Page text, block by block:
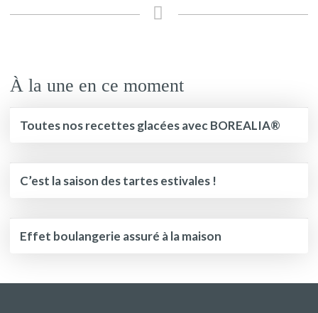
À la une en ce moment
Toutes nos recettes glacées avec BOREALIA®
C’est la saison des tartes estivales !
Effet boulangerie assuré à la maison